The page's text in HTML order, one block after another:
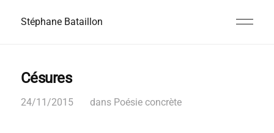
Stéphane Bataillon
Césures
24/11/2015 dans Poésie concrète